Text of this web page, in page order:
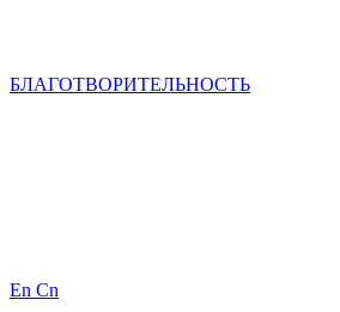
БЛАГОТВОРИТЕЛЬНОСТЬ
En Cn